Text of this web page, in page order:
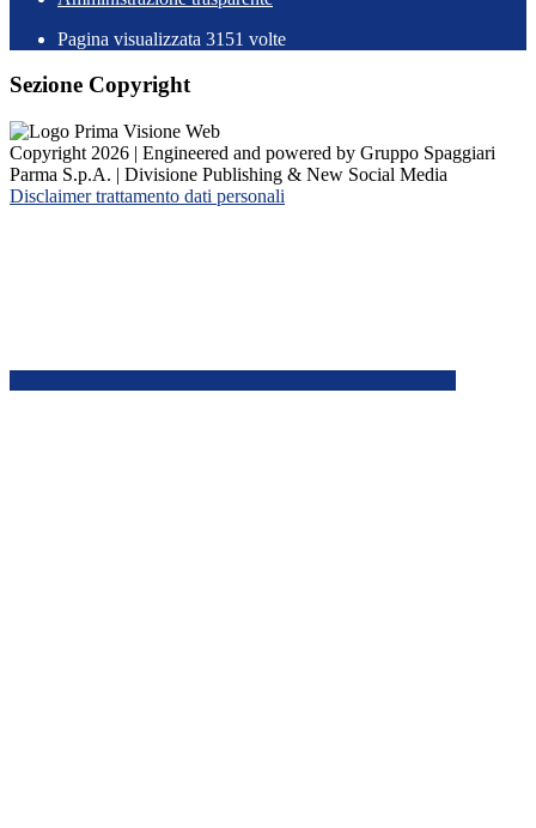
Pagina visualizzata 3151 volte
Sezione Copyright
Copyright 2026 | Engineered and powered by Gruppo Spaggiari
Parma S.p.A. | Divisione Publishing & New Social Media
Disclaimer trattamento dati personali